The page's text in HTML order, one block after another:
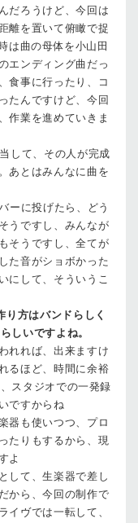
だろうけど、今回は
離を置いて俯瞰で捉
は曲の母体を小山田
エンディング曲だっ
食事に行ったり、コ
たんですけど、今回
作業を進めていきま
して、その人が完成
あとはみんなに曲を
ーに投げたら、どう
うですし、みんなが
そうですし、全てが
た音がショボかった
にして、そういうこ
方はバンドらしく
しいですよね。
れれば、出来ますけ
るほど、時間に余裕
スタジオでの一発録
ですからね
器も使いつつ、プロ
たりもするから、現
よ
して、生楽器で差し
から、今回の制作で
イヴでは一転して、